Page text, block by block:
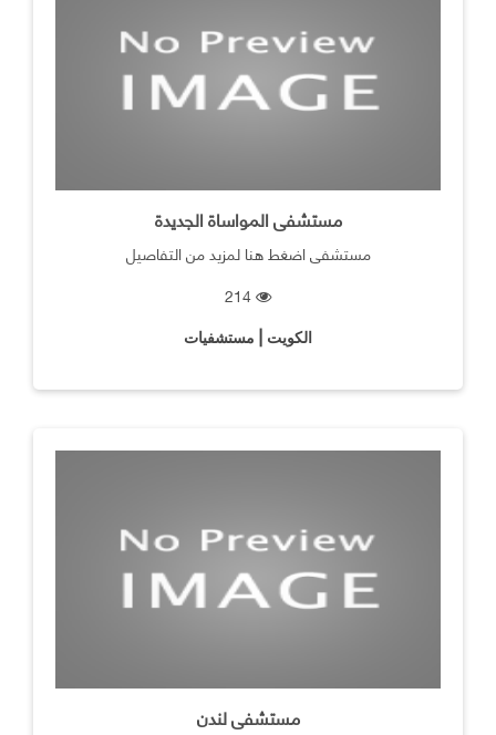
مستشفى المواساة الجديدة
مستشفى اضغط هنا لمزيد من التفاصيل
الكويت | مستشفيات
مستشفى لندن